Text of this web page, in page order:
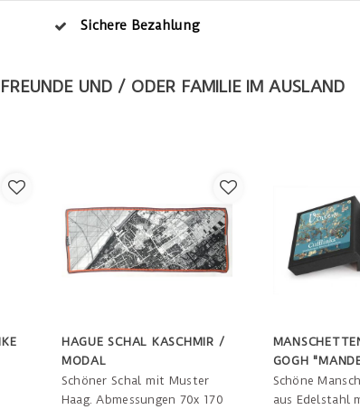
Sichere Bezahlung
FREUNDE UND / ODER FAMILIE IM AUSLAND
HAGUE SCHAL KASCHMIR /
MODAL
Schöner Schal mit Muster
Haag. Abmessungen 70x 170
GOGH
Schöne
aus Edelstahl